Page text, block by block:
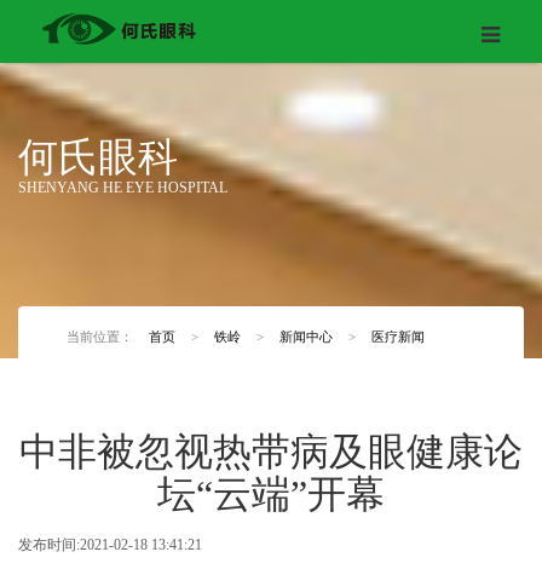
何氏眼科
SHENYANG HE EYE HOSPITAL
当前位置： 首页 > 铁岭 > 新闻中心 > 医疗新闻
中非被忽视热带病及眼健康论
坛“云端”开幕
发布时间:2021-02-18 13:41:21